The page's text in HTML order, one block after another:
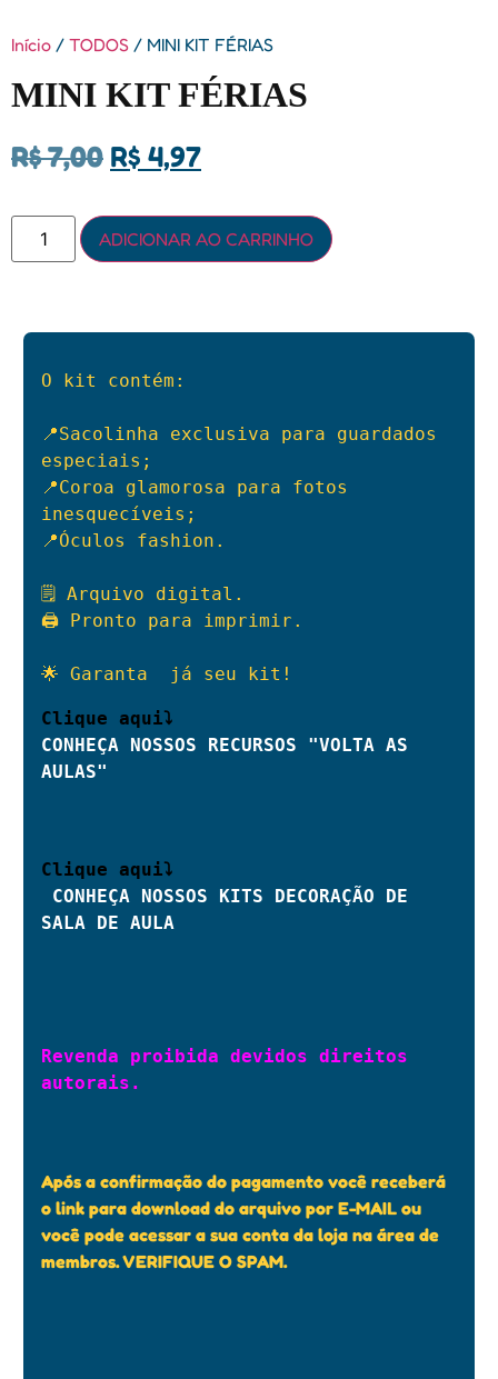
Início / TODOS / MINI KIT FÉRIAS
MINI KIT FÉRIAS
R$7,00 R$ 4,97
ADICIONAR AO CARRINHO
O kit contém:
📍Sacolinha exclusiva para guardados
especiais;
📍Coroa glamorosa para fotos
inesquecíveis;
📍Óculos fashion.
🗒 Arquivo digital.
🖨 Pronto para imprimir.
🌟 Garanta  já seu kit!
Clique aqui⤵
CONHEÇA NOSSOS RECURSOS "VOLTA AS
AULAS"
CONHEÇA NOSSOS KITS DECORAÇÃO DE
SALA DE AULA
Revenda proibida devidos direitos
autorais.
Após a confirmação do pagamento você receberá
o link para download do arquivo por E-MAIL ou
você pode acessar a sua conta da loja na área de
membros. VERIFIQUE O SPAM.